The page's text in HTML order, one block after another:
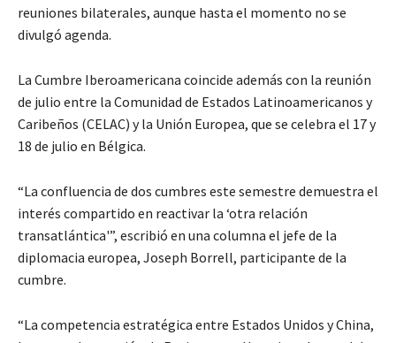
reuniones bilaterales, aunque hasta el momento no se
divulgó agenda.
La Cumbre Iberoamericana coincide además con la reunión
de julio entre la Comunidad de Estados Latinoamericanos y
Caribeños (CELAC) y la Unión Europea, que se celebra el 17 y
18 de julio en Bélgica.
“La confluencia de dos cumbres este semestre demuestra el
interés compartido en reactivar la ‘otra relación
transatlántica'”, escribió en una columna el jefe de la
diplomacia europea, Joseph Borrell, participante de la
cumbre.
“La competencia estratégica entre Estados Unidos y China,